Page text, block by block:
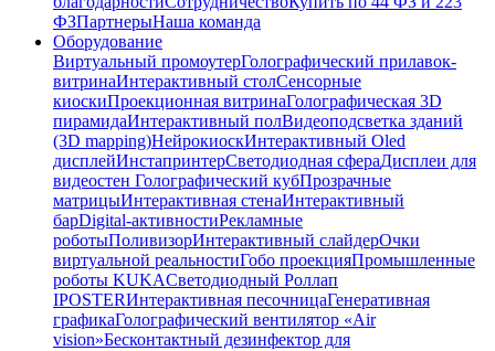
ФЗПартнерыНаша команда
Оборудование
Виртуальный промоутерГолографический прилавок-
витринаИнтерактивный столСенсорные
киоскиПроекционная витринаГолографическая 3D
пирамидаИнтерактивный полВидеоподсветка зданий
(3D mapping)НейрокиоскИнтерактивный Oled
дисплейИнстапринтерСветодиодная сфераДисплеи для
видеостен Голографический кубПрозрачные
матрицыИнтерактивная стенаИнтерактивный
барDigital-активностиРекламные
роботыПоливизорИнтерактивный слайдерОчки
виртуальной реальностиГобо проекцияПромышленные
роботы KUKAСветодиодный Роллап
IPOSTERИнтерактивная песочницаГенеративная
графикаГолографический вентилятор «Air
vision»Бесконтактный дезинфектор для